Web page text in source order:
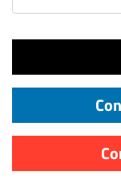
Conseillers
Carrière
CARRIÈRE
ET